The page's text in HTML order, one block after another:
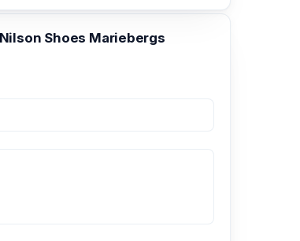
Shoes Mariebergs